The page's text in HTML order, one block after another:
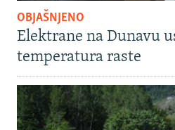
OBJAŠNJENO
Elektrane na Dunavu
temperatura raste